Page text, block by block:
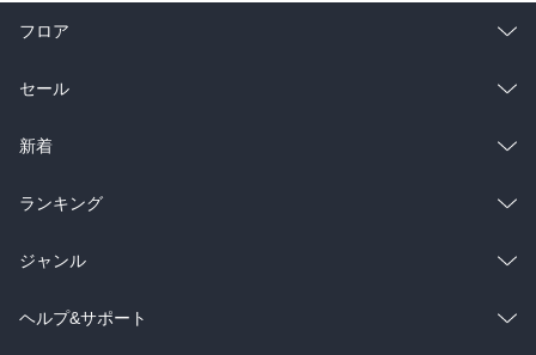
フロア
総合
ラノベ
雑誌・グラビア
BL・TL
セール
総合
ラノベ
雑誌・グラビア
BL・TL
新着
総合
ラノベ
雑誌・グラビア
ランキング
総合
ラノベ
ジャンル
コミック
ヘルプ&サポート